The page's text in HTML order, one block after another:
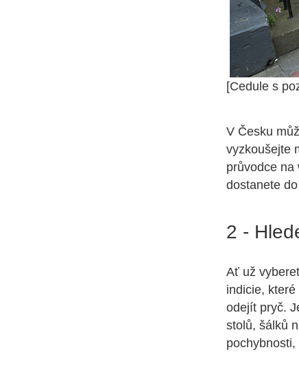
[Cedule s
V Česku
vyzkoušejte
průvodce na
dostanete
2 -
Ať už
indicie,
odejít pryč.
stolů, šálků